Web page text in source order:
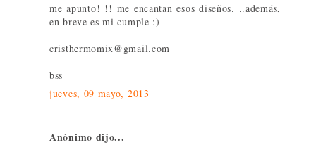
me apunto! !! me encantan esos diseños. ..además,
en breve es mi cumple :)
cristhermomix@gmail.com
bss
jueves, 09 mayo, 2013
Anónimo dijo...